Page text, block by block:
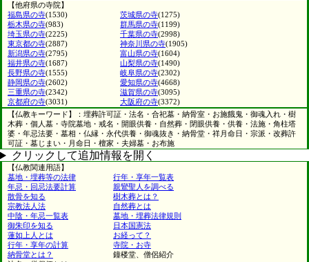
【他府県の寺院】
福島県の寺(1530) 茨城県の寺(1275)
栃木県の寺(983) 群馬県の寺(1199)
埼玉県の寺(2225) 千葉県の寺(2998)
東京都の寺(2887) 神奈川県の寺(1905)
新潟県の寺(2795) 富山県の寺(1604)
福井県の寺(1687) 山梨県の寺(1490)
長野県の寺(1555) 岐阜県の寺(2302)
静岡県の寺(2602) 愛知県の寺(4668)
三重県の寺(2342) 滋賀県の寺(3095)
京都府の寺(3031) 大阪府の寺(3372)
【仏教キーワード】：埋葬許可証・法名・合祀墓・納骨室・お施餓鬼・御魂入れ・樹
木葬・個人墓・寺院墓地・戒名・開眼供養・自然葬・閉眼供養・供養・法施・角柱塔
婆・年忌法要・墓相・仏縁・永代供養・御魂抜き・納骨堂・祥月命日・宗派・改葬許
可証・墓じまい・月命日・檀家・夫婦墓・お布施
クリックして追加情報を開く
【仏教関連用語】
墓地・埋葬等の法律
行年・享年一覧表
年忌・回忌法要計算
親鸞聖人を調べる
散骨を知る
樹木葬とは？
宗教法人法
自然葬とは
中陰・年忌一覧表
墓地・埋葬法律規則
御朱印を知る
日本国憲法
蓮如上人とは
お経って？
行年・享年の計算
寺院・お寺
納骨堂とは？
鐘楼堂、僧侶紹介